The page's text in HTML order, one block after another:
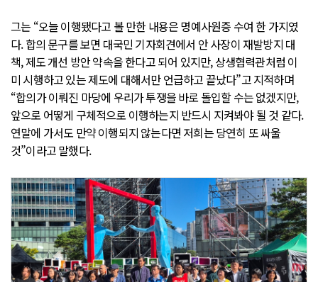
그는 “오늘 이행됐다고 볼 만한 내용은 명예사원증 수여 한 가지였
다. 합의 문구를 보면 대국민 기자회견에서 안 사장이 재발방지 대
책, 제도 개선 방안 약속을 한다고 되어 있지만, 상생협력관처럼 이
미 시행하고 있는 제도에 대해서만 언급하고 끝났다”고 지적하며
“합의가 이뤄진 마당에 우리가 투쟁을 바로 돌입할 수는 없겠지만,
앞으로 어떻게 구체적으로 이행하는지 반드시 지켜봐야 될 것 같다.
연말에 가서도 만약 이행되지 않는다면 저희는 당연히 또 싸울
것”이라고 말했다.